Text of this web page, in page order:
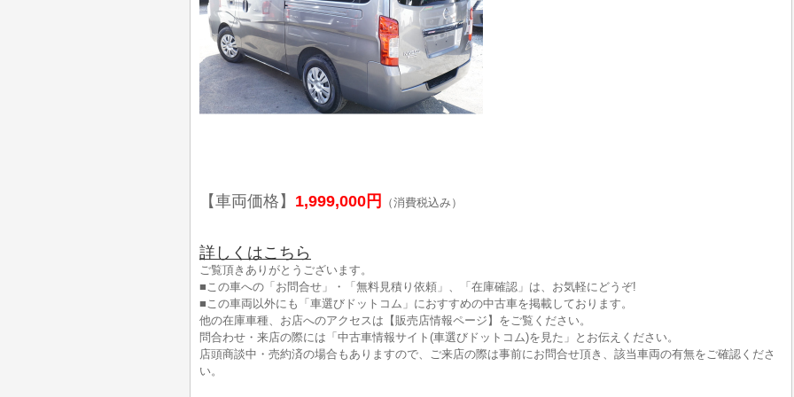
【車両価格】 1,999,000円 （消費税込み）
詳しくはこちら
ご覧頂きありがとうございます。
■この車への「お問合せ」・「無料見積り依頼」、「在庫確認」は、お気軽にどうぞ!
■この車両以外にも「車選びドットコム」におすすめの中古車を掲載しております。
他の在庫車種、お店へのアクセスは【販売店情報ページ】をご覧ください。
問合わせ・来店の際には「中古車情報サイト(車選びドットコム)を見た」とお伝えください。
店頭商談中・売約済の場合もありますので、ご来店の際は事前にお問合せ頂き、該当車両の有無をご確認くださ
い。